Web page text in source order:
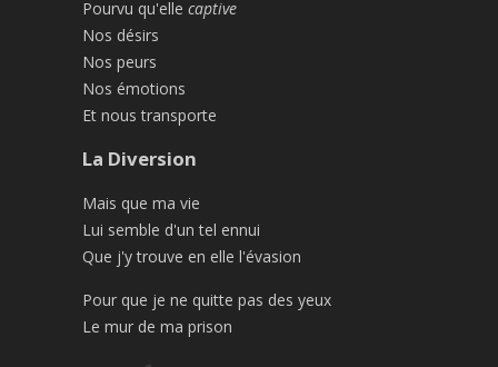
Pourvu qu'elle captive
Nos désirs
Nos peurs
Nos émotions
Et nous transporte
La Diversion
Mais que ma vie
Lui semble d'un tel ennui
Que j'y trouve en elle l'évasion
Pour que je ne quitte pas des yeux
Le mur de ma prison